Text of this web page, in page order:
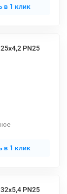
в 1 клик
PN25
в 1 клик
PN25